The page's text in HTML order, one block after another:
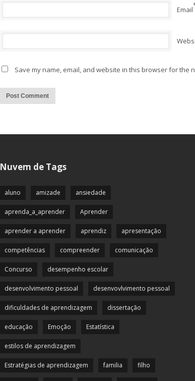
Email
Save my name, email, and website in this browser for the
Nuvem de Tags
aluno amizade ansiedade
aprenda_a_aprender Aprender
aprender a aprender aprendiz apresentação
competências compreender comunicação
Concurso desempenho escolar
desenvolvimento pessoal desenvovlvimento pessoal
dificuldades de aprendizagem dissertação
educação Emoção Estatística
estilos de aprendizagem
Estratégias de aprendizagem familia filho